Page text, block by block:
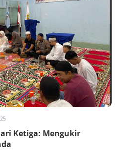
Ketiga: Mengukir